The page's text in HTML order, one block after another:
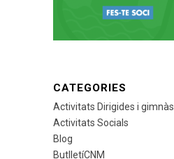
CATEGORIES
Activitats Dirigides i gimnàs
Activitats Socials
Blog
ButlletíCNM